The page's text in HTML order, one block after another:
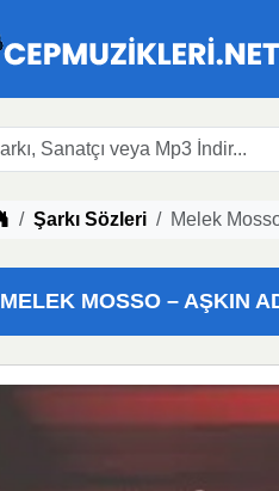
Müzik indir
Şarkı Sözleri Melek
MELEK MOSSO – AŞKIN